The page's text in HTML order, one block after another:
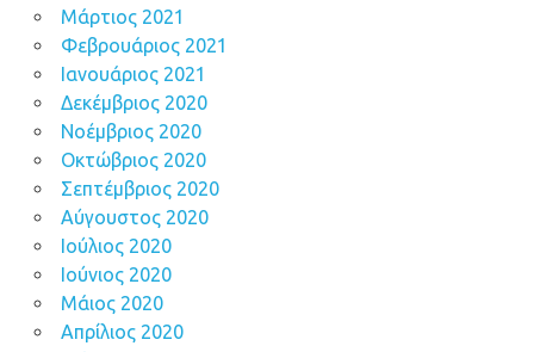
Μάρτιος 2021
Φεβρουάριος 2021
Ιανουάριος 2021
Δεκέμβριος 2020
Νοέμβριος 2020
Οκτώβριος 2020
Σεπτέμβριος 2020
Αύγουστος 2020
Ιούλιος 2020
Ιούνιος 2020
Μάιος 2020
Απρίλιος 2020